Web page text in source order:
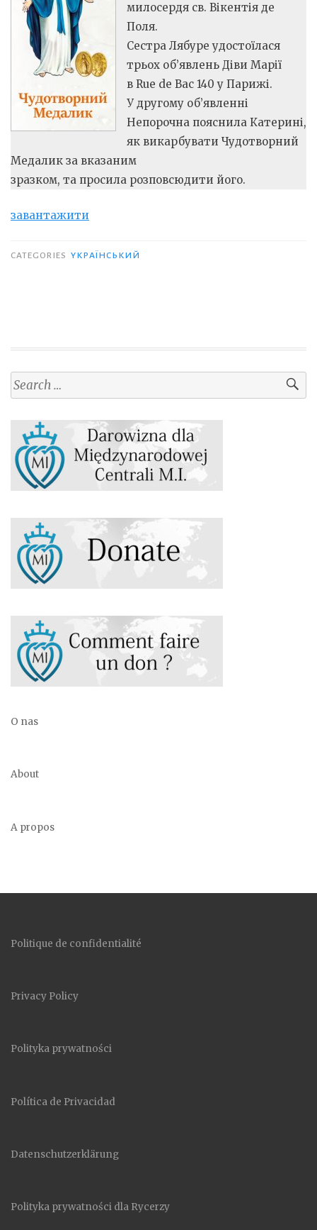
милосердя св. Вікентія де
Поля.
Сестра Лябуре удостоїлася
трьох об’явлень Діви Марії
в Rue de Bac 140 у Парижі.
У другому об’явленні
Непорочна пояснила Катерині,
як викарбувати Чудотворний
Медалик за вказаним
зразком, та просила розповсюдити його.
завантажити
CATEGORIES YКРАЇНСЬКИЙ
Search
for:
O nas
About
A propos
Politique de confidentialité
Privacy Policy
Polityka prywatności
Política de Privacidad
Datenschutzerklärung
Polityka prywatności dla Rycerzy